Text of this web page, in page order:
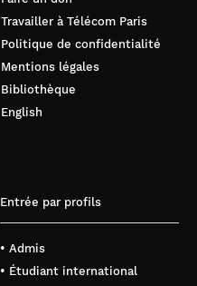
Travailler à Télécom Paris
Politique de confidentialité
Mentions légales
Bibliothèque
English
Entrée par profils
• Admis
• Étudiant international